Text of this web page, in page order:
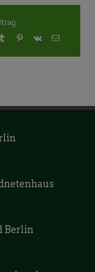
TumblrPinterest
Vk
E-
Berlin